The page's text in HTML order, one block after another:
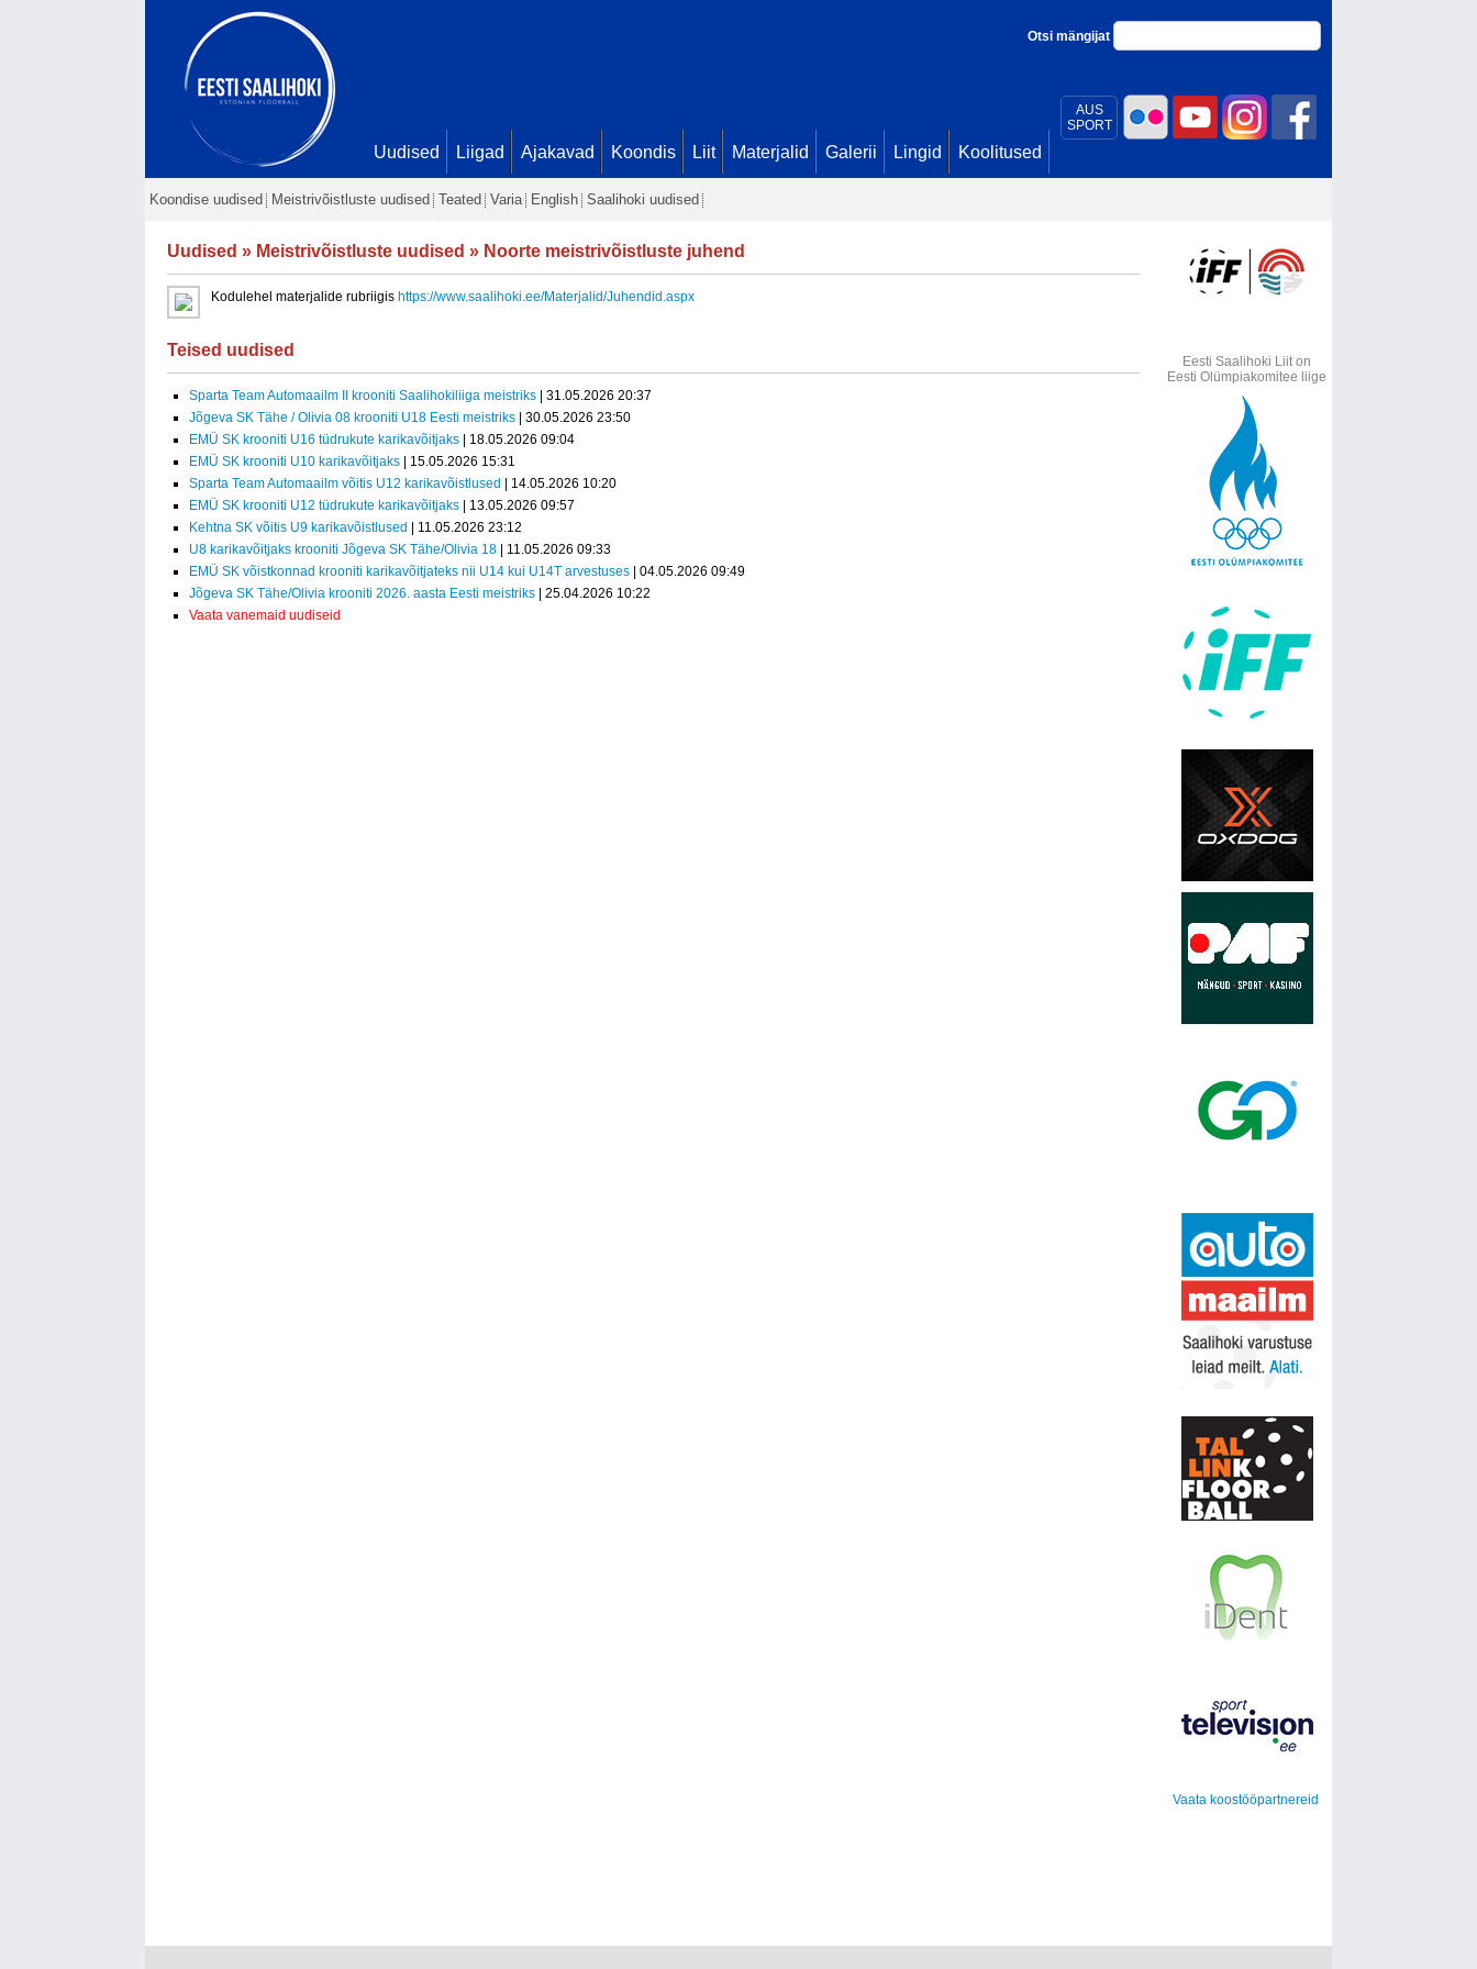
AUS
SPORT
Otsi mängijat
Uudised Liigad Ajakavad Koondis Liit Materjalid Galerii Lingid Koolitused
Koondise uudised Meistrivõistluste uudised Teated Varia English Saalihoki uudised
Uudised » Meistrivõistluste uudised » Noorte meistrivõistluste juhend
Kodulehel materjalide rubriigis https://www.saalihoki.ee/Materjalid/Juhendid.aspx
Teised uudised
Sparta Team Automaailm II krooniti Saalihokiliiga meistriks | 31.05.2026 20:37
Jõgeva SK Tähe / Olivia 08 krooniti U18 Eesti meistriks | 30.05.2026 23:50
EMÜ SK krooniti U16 tüdrukute karikavõitjaks | 18.05.2026 09:04
EMÜ SK krooniti U10 karikavõitjaks | 15.05.2026 15:31
Sparta Team Automaailm võitis U12 karikavõistlused
| 14.05.2026 10:20
EMÜ SK krooniti U12 tüdrukute karikavõitjaks | 13.05.2026 09:57
Kehtna SK võitis U9 karikavõistlused
| 11.05.2026 23:12
U8 karikavõitjaks krooniti Jõgeva SK Tähe/Olivia 18 | 11.05.2026 09:33
EMÜ SK võistkonnad krooniti karikavõitjateks nii U14 kui U14T arvestuses | 04.05.2026 09:49
Jõgeva SK Tähe/Olivia krooniti 2026. aasta Eesti meistriks | 25.04.2026 10:22
Vaata vanemaid uudiseid
Eesti Saalihoki Liit on
Eesti Olümpiakomitee liige
Vaata koostööpartnereid